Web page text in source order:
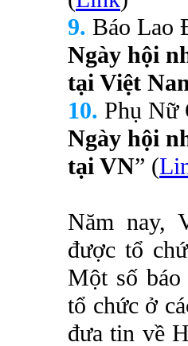
9. Báo Lao
Ngày hội
tại Việt
10. Phụ Nữ
Ngày hội
tại VN” (
Năm nay,
được tổ
Một số báo
tổ chức ở
đưa tin về